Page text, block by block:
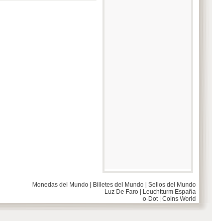
Monedas del Mundo Billetes del Mundo
Sellos del Mundo
Luz De Faro
Leuchtturm España
o-Dot| Coins World